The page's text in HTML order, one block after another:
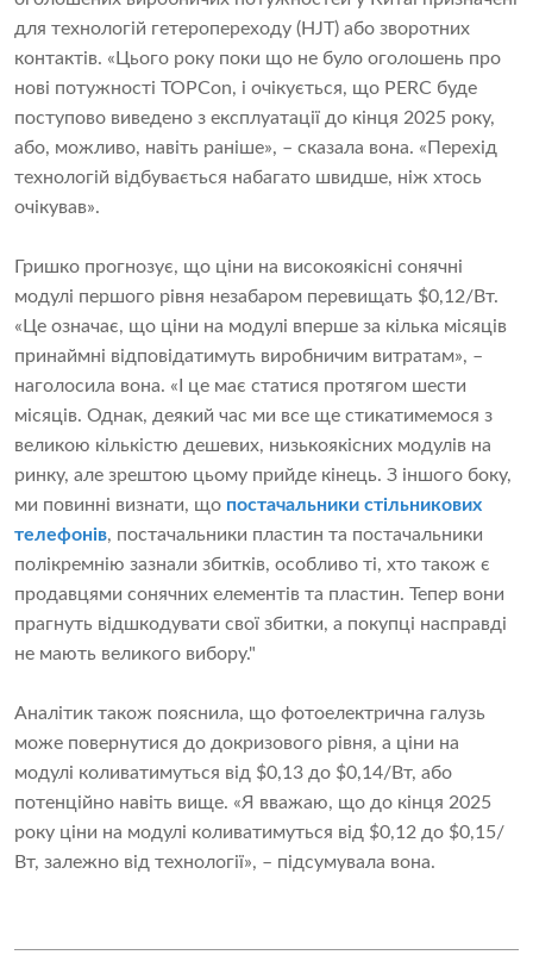
для технологій гетеропереходу (HJT) або зворотних
контактів. «Цього року поки що не було оголошень про
нові потужності TOPCon, і очікується, що PERC буде
поступово виведено з експлуатації до кінця 2025 року,
або, можливо, навіть раніше», – сказала вона. «Перехід
технологій відбувається набагато швидше, ніж хтось
очікував».
Гришко прогнозує, що ціни на високоякісні сонячні
модулі першого рівня незабаром перевищать $0,12/Вт.
«Це означає, що ціни на модулі вперше за кілька місяців
принаймні відповідатимуть виробничим витратам», –
наголосила вона. «І це має статися протягом шести
місяців. Однак, деякий час ми все ще стикатимемося з
великою кількістю дешевих, низькоякісних модулів на
ринку, але зрештою цьому прийде кінець. З іншого боку,
ми повинні визнати, що постачальники стільникових
телефонів, постачальники пластин та постачальники
полікремнію зазнали збитків, особливо ті, хто також є
продавцями сонячних елементів та пластин. Тепер вони
прагнуть відшкодувати свої збитки, а покупці насправді
не мають великого вибору."
Аналітик також пояснила, що фотоелектрична галузь
може повернутися до докризового рівня, а ціни на
модулі коливатимуться від $0,13 до $0,14/Вт, або
потенційно навіть вище. «Я вважаю, що до кінця 2025
року ціни на модулі коливатимуться від $0,12 до $0,15/
Вт, залежно від технології», – підсумувала вона.